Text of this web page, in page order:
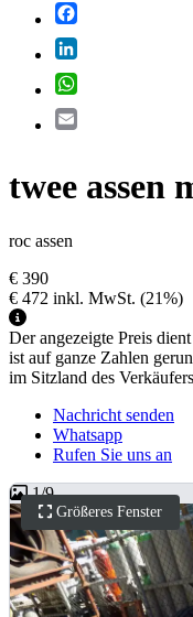
twee assen
roc assen
€ 390
€ 472 inkl. MwSt. (21%)
Der angezeigte Preis
ist auf ganze Zahlen
im Sitzland des
Nachricht senden
Whatsapp
Rufen Sie uns an
Größeres Fenster
1/9